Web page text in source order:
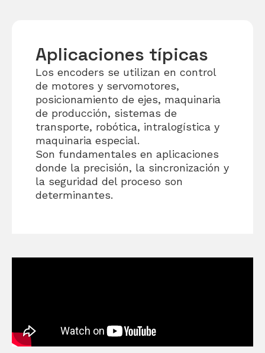
Aplicaciones típicas
Los encoders se utilizan en control
de motores y servomotores,
posicionamiento de ejes, maquinaria
de producción, sistemas de
transporte, robótica, intralogística y
maquinaria especial.
Son fundamentales en aplicaciones
donde la precisión, la sincronización y
la seguridad del proceso son
determinantes.